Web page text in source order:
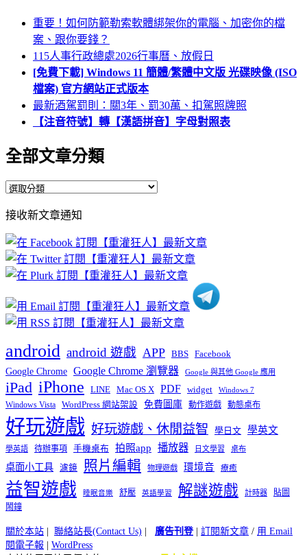
重要！如何防範勒索軟體綁架你的電腦、加密你的檔
案、跟你要錢？
115人事行政總處2026行事曆、放假日
[免費下載] Windows 11 簡體/繁體中文版 光碟映像 (ISO
檔案) 官方網站正式版本
最新酒駕罰則：關3年、罰30萬、扣駕照牌照
【注音符號】轉【漢語拼音】字母對照表
全部文章分類
全
文
章
分
類
接收新文章通知
android android 遊戲 APP BBS Facebook
Google Chrome Google Chrome 瀏覽器 Google 與其他 Google 應用
iPad iPhone LINE Mac OS X PDF widget Windows 7
Windows Vista WordPress 網站架設 免費圖庫 動作遊戲 動態桌布
好玩遊戲 好玩遊戲、休閒益智 學日文 學英文
學英語 待辦事項 手機桌布 拍照app 播放器 日文學習 桌布
桌面小工具 濾鏡 照片編輯 物理遊戲 環境音 療癒
益智遊戲 睡眠音樂 舒壓 英語學習 解謎遊戲 計時器
貼圖
鬧鐘
關於本站 | 聯絡站長(Contact Us) | 廣告刊登| 訂閱新文章 / 用 Email
閱電子報 | WordPress